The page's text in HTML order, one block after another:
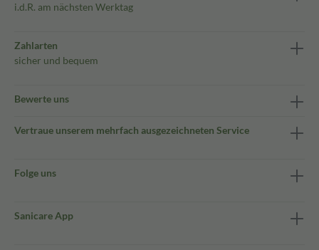
i.d.R. am nächsten Werktag
Zahlarten
sicher und bequem
Bewerte uns
Vertraue unserem mehrfach ausgezeichneten Service
Folge uns
Sanicare App